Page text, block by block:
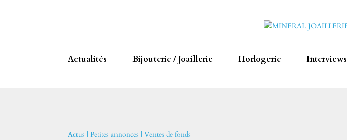
Actualités Bijouterie / Joaillerie Horlogerie Interviews
Actus |Petites annonces |Ventes de fonds